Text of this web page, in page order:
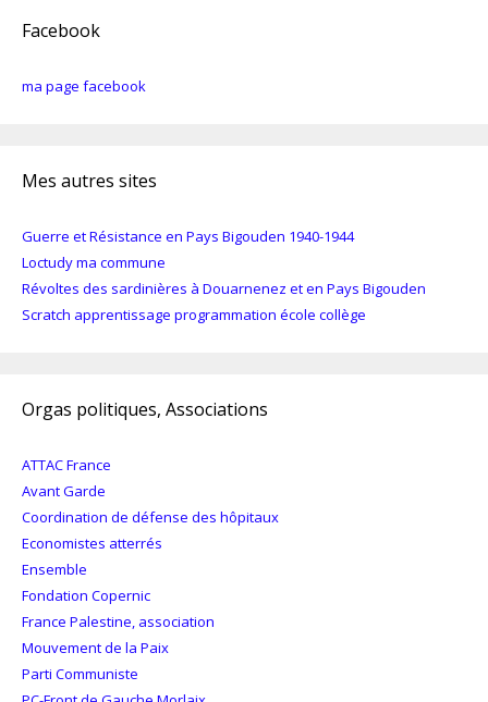
Facebook
ma page facebook
Mes autres sites
Guerre et Résistance en Pays Bigouden 1940-1944
Loctudy ma commune
Révoltes des sardinières à Douarnenez et en Pays Bigouden
Scratch apprentissage programmation école collège
Orgas politiques, Associations
ATTAC France
Avant Garde
Coordination de défense des hôpitaux
Economistes atterrés
Ensemble
Fondation Copernic
France Palestine, association
Mouvement de la Paix
Parti Communiste